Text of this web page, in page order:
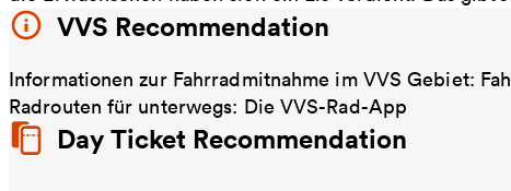
VVS Recommendation
Informationen zur Fahrradmitnahme im VVS Gebiet:
Radrouten für unterwegs: Die VVS-Rad-App
Day Ticket Recommendation